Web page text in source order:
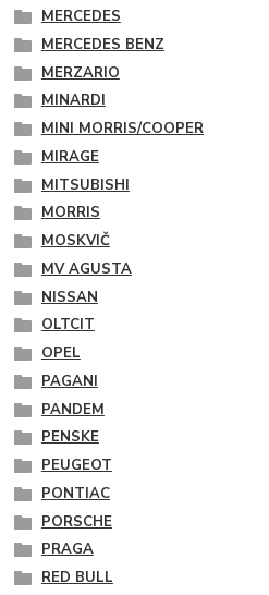
MERCEDES
MERCEDES BENZ
MERZARIO
MINARDI
MINI MORRIS/COOPER
MIRAGE
MITSUBISHI
MORRIS
MOSKVIČ
MV AGUSTA
NISSAN
OLTCIT
OPEL
PAGANI
PANDEM
PENSKE
PEUGEOT
PONTIAC
PORSCHE
PRAGA
RED BULL